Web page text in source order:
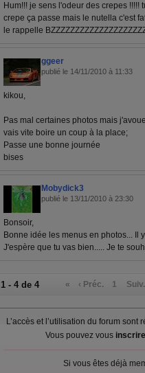
Hum!!! je sens l'odeur des crepes
crepe ça passe mais le nutella c'est
le rappelle
ggeer
publié le 14/11/2010 à 11:33
kikou,
Pas mal certaines photos mais
vais vite boire un coup à la place;
Passe une bonne journée
bises
Mobydick3
publié le 13/11/2010 à 23:30
Bonsoir,
Bonne idée les menus en photos... Il
J'espère que tu vas bien..... Je te
1 - 4 de 4 « ‹ Préc. 1 Suiv.
L’accès et l’utilisation du forum
Vous pouvez vous
Si vous êtes déjà